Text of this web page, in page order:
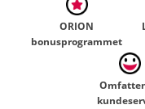
ORION
bonusprogrammet